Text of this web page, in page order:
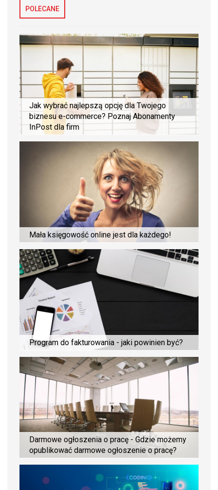
POLECANE
Jak wybrać najlepszą opcję dla Twojego
biznesu e-commerce? Poznaj Abonamenty
InPost dla firm
Mała księgowość online jest dla każdego!
Program do fakturowania - jaki powinien być?
Darmowe ogłoszenia o pracę - Gdzie możemy
opublikować darmowe ogłoszenie o pracę?